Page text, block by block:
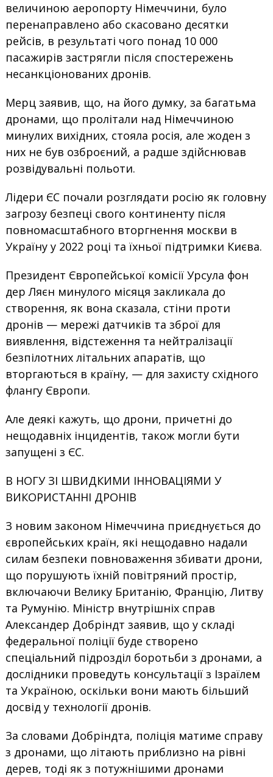
величиною аеропорту Німеччини, було
перенаправлено або скасовано десятки
рейсів, в результаті чого понад 10 000
пасажирів застрягли після спостережень
несанкціонованих дронів.
Мерц заявив, що, на його думку, за багатьма
дронами, що пролітали над Німеччиною
минулих вихідних, стояла росія, але жоден з
них не був озброєний, а радше здійснював
розвідувальні польоти.
Лідери ЄС почали розглядати росію як головну
загрозу безпеці свого континенту після
повномасштабного вторгнення москви в
Україну у 2022 році та їхньої підтримки Києва.
Президент Європейської комісії Урсула фон
дер Ляєн минулого місяця закликала до
створення, як вона сказала, стіни проти
дронів — мережі датчиків та зброї для
виявлення, відстеження та нейтралізації
безпілотних літальних апаратів, що
вторгаються в країну, — для захисту східного
флангу Європи.
Але деякі кажуть, що дрони, причетні до
нещодавніх інцидентів, також могли бути
запущені з ЄС.
В НОГУ ЗІ ШВИДКИМИ ІННОВАЦІЯМИ У
ВИКОРИСТАННІ ДРОНІВ
З новим законом Німеччина приєднується до
європейських країн, які нещодавно надали
силам безпеки повноваження збивати дрони,
що порушують їхній повітряний простір,
включаючи Велику Британію, Францію, Литву
та Румунію. Міністр внутрішніх справ
Александер Добріндт заявив, що у складі
федеральної поліції буде створено
спеціальний підрозділ боротьби з дронами, а
дослідники проведуть консультації з Ізраїлем
та Україною, оскільки вони мають більший
досвід у технології дронів.
За словами Добріндта, поліція матиме справу
з дронами, що літають приблизно на рівні
дерев, тоді як з потужнішими дронами